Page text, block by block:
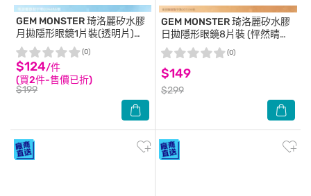
GEM MONSTER琦洛麗矽水膠
月拋隱形眼鏡1片裝(透明片)
-1.00
$124/件
(買2件-售價已折)
$199
(0)
GEM MONSTER琦洛麗矽水膠
日拋隱形眼鏡8片裝 (怦然睛動
棕) 0.00
$149
$299
(0)